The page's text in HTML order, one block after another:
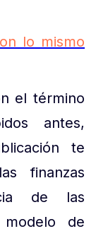
lo mismo
el término
antes,
te
finanzas
de las
de